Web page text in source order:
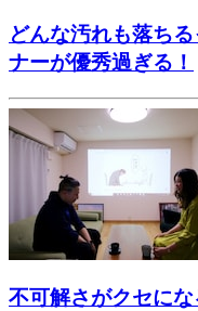
どんな汚れも落ち
ナーが優秀過ぎる！
不可解さがクセに